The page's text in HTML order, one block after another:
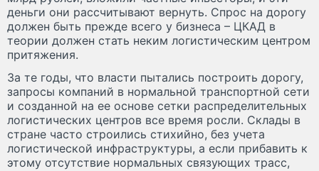
деньги они рассчитывают вернуть. Спрос на дорогу
должен быть прежде всего у бизнеса – ЦКАД в
теории должен стать неким логистическим центром
притяжения.
За те годы, что власти пытались построить дорогу,
запросы компаний в нормальной транспортной сети
и созданной на ее основе сетки распределительных
логистических центров все время росли. Склады в
стране часто строились стихийно, без учета
логистической инфраструктуры, а если прибавить к
этому отсутствие нормальных связующих трасс,